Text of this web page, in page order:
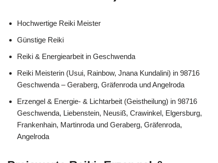
Hochwertige Reiki Meister
Günstige Reiki
Reiki & Energiearbeit in Geschwenda
Reiki Meisterin (Usui, Rainbow, Jnana Kundalini) in 98716
Geschwenda – Geraberg, Gräfenroda und Angelroda
Erzengel & Energie- & Lichtarbeit (Geistheilung) in 98716
Geschwenda, Liebenstein, Neusiß, Crawinkel, Elgersburg,
Frankenhain, Martinroda und Geraberg, Gräfenroda,
Angelroda